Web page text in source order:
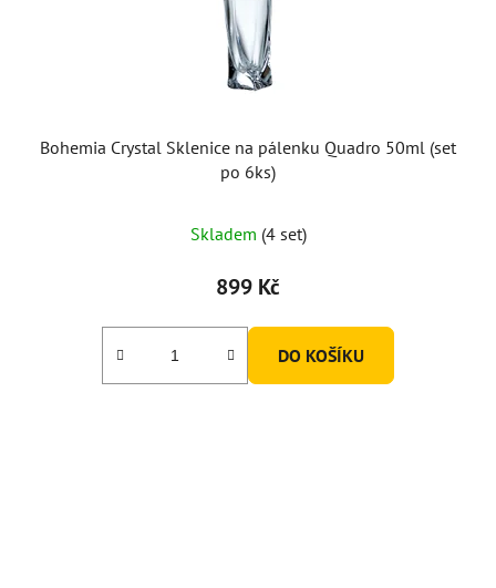
Bohemia Crystal Sklenice na pálenku Quadro 50ml (set
po 6ks)
Skladem (4 set)
899 Kč
DO KOŠÍKU